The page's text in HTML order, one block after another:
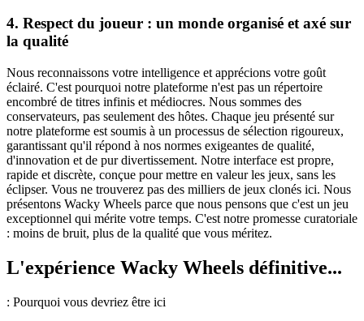
4. Respect du joueur : un monde organisé et axé sur
la qualité
Nous reconnaissons votre intelligence et apprécions votre goût
éclairé. C'est pourquoi notre plateforme n'est pas un répertoire
encombré de titres infinis et médiocres. Nous sommes des
conservateurs, pas seulement des hôtes. Chaque jeu présenté sur
notre plateforme est soumis à un processus de sélection rigoureux,
garantissant qu'il répond à nos normes exigeantes de qualité,
d'innovation et de pur divertissement. Notre interface est propre,
rapide et discrète, conçue pour mettre en valeur les jeux, sans les
éclipser. Vous ne trouverez pas des milliers de jeux clonés ici. Nous
présentons Wacky Wheels parce que nous pensons que c'est un jeu
exceptionnel qui mérite votre temps. C'est notre promesse curatoriale
: moins de bruit, plus de la qualité que vous méritez.
L'expérience Wacky Wheels définitive...
: Pourquoi vous devriez être ici